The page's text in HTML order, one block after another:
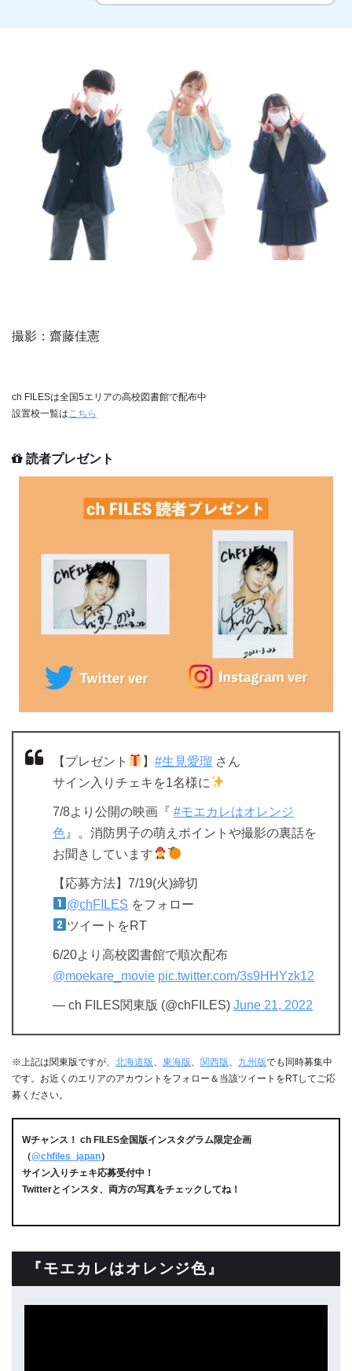
撮影：齋藤佳憲
ch FILESは全国5エリアの高校図書館で配布中
設置校一覧は こちら
読者プレゼント
【プレゼント 】#生見愛瑠 さん
サイン入りチェキを1名様に
7/8より公開の映画『 #モエカレはオレンジ
色 』。消防男子の萌えポイントや撮影の裏話を
お聞きしています
【応募方法】7/19(火)締切
@chFILES をフォロー
ツイートをRT
6/20より高校図書館で順次配布
@moekare_movie pic.twitter.com/3s9HHYzk12
— ch FILES関東版 (@chFILES) June 21, 2022
※上記は関東版ですが、 北海道版 東海版 関西版 九州版でも同時募集中
です。お近くのエリアのアカウントをフォロー＆当該ツイートをRTしてご応
募ください。
Wチャンス！ ch FILES全国版インスタグラム限定企画
（@chfiles_japan）
サイン入りチェキ応募受付中！
Twitterとインスタ、両方の写真をチェックしてね！
『モエカレはオレンジ色』